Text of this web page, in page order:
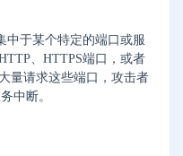
中于某个特定的端口或服
、HTTPS端口，或者
量请求这些端口，攻击者
中断。